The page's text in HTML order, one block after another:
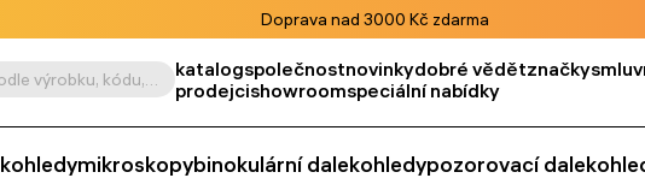
Doprava nad 3000 Kč zdarma
Vyhledat podle výrobku, kódu, kategorie apod. katalogspolečnostnovinkydobré vědětznačky
prodejcishowroomspeciální nabídky
mikroskopybinokulární dalekohledypozorovací